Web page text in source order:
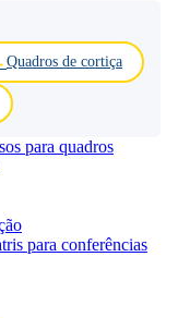
Quadros de cortiça
para quadros
para conferências